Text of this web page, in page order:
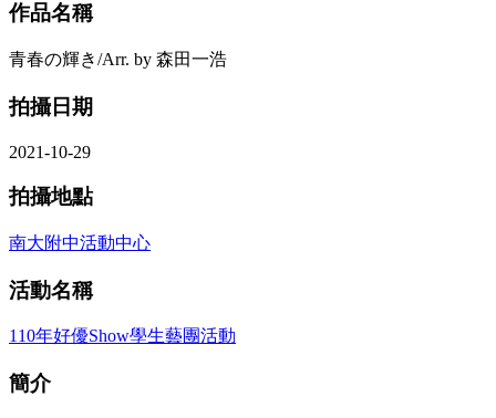
作品名稱
青春の輝き/Arr. by 森田一浩
拍攝日期
2021-10-29
拍攝地點
南大附中活動中心
活動名稱
110年好優Show學生藝團活動
簡介